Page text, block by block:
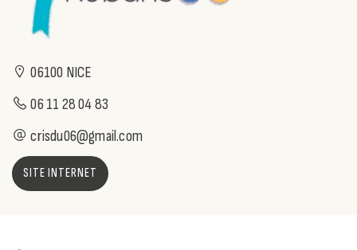
06100 NICE
06 11 28 04 83
crisdu06@gmail.com
SITE INTERNET